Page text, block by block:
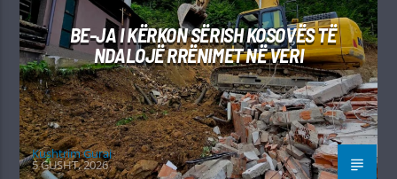
BE-JA I KËRKON SËRISH KOSOVËS TË
NDALOJË RRËNIMET NË VERI
Kushtrim Guraj
5 GUSHT, 2026